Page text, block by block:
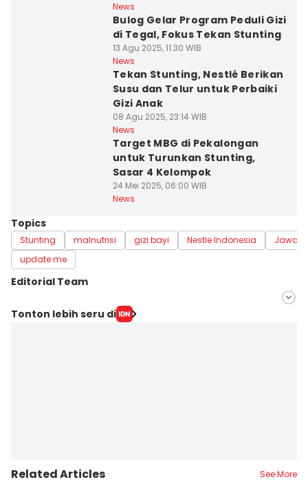
News
Bulog Gelar Program Peduli Gizi
di Tegal, Fokus Tekan Stunting
13 Agu 2025, 11:30 WIB
News
Tekan Stunting, Nestlé Berikan
Susu dan Telur untuk Perbaiki
Gizi Anak
08 Agu 2025, 23:14 WIB
News
Target MBG di Pekalongan
untuk Turunkan Stunting,
Sasar 4 Kelompok
24 Mei 2025, 06:00 WIB
News
Topics
Stunting malnutrisi gizi bayi Nestle Indonesia
Jawa
update me
Editorial Team
Editor
Tonton lebih seru di
Related Articles See More